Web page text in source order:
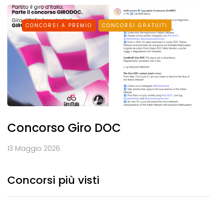
CONCORSI A PREMIO CONCORSI GRATUITI
Concorso Giro DOC
13 Maggio 2026
Concorsi più visti